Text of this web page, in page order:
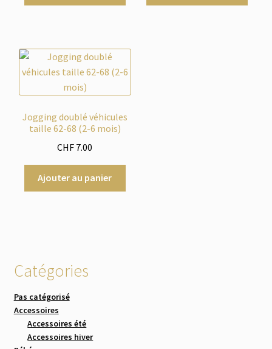
Jogging doublé véhicules
taille 62-68 (2-6 mois)
CHF 7.00
Ajouter au panier
Catégories
Pas catégorisé
Accessoires
Accessoires été
Accessoires hiver